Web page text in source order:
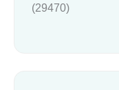
(29470)